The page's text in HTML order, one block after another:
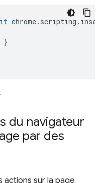
chrome. scripting .
}
du navigateur
par des
actions sur la page